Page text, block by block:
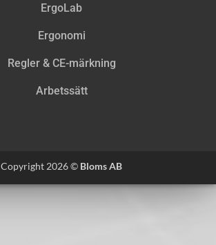
ErgoLab
Ergonomi
Regler & CE-märkning
Arbetssätt
Copyright 2026 © Bloms AB